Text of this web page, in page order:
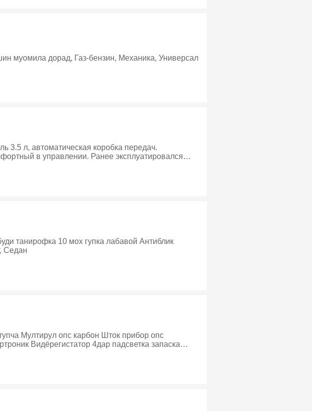
муомила дорад, Газ-бензин, Механика, Универсал
в управлении. Ранее эксплуатировался
за машиной всегда был хороший уход и
чистый и ухоженный. Машина отлично подходит
танирофка 10 мох гупка лабавой Антиблик
Седан
опс карбон Шток прибор опс
то ноябр
Механика, Хэтчбек